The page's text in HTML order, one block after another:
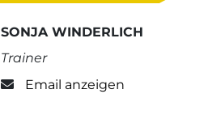
SONJA WINDERLICH
Trainer
Email anzeigen